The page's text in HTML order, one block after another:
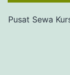
Pusat Sewa